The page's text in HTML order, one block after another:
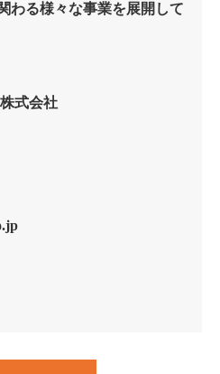
わる様々な事業を展開して
式会社